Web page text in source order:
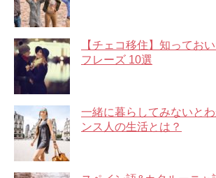
【チェコ移住】知ってお
フレーズ 10選
一緒に暮らしてみないと
ンス人の生活とは？